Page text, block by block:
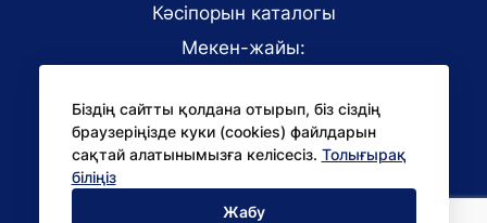
Біздің сайтты қолдана отырып, біз сіздің
браузеріңізде куки (cookies) файлдарын
сақтай алатынымызға келісесіз. Толығырақ
біліңіз
Жабу
Кәсіпорын каталогы
Мекен-жайы:
E-mail:
office@niac.kz
pr@niac.kz